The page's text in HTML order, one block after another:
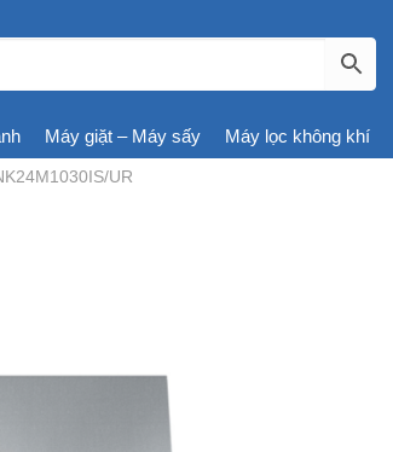
Máy giặt – Máy sấy Máy lọc không khí
UR